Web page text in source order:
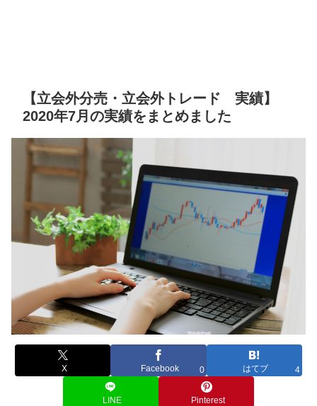
【立会外分売・立会外トレード 実績】
2020年7月の実績をまとめました
X Facebook 0 はてブ 4
LINE Pinterest